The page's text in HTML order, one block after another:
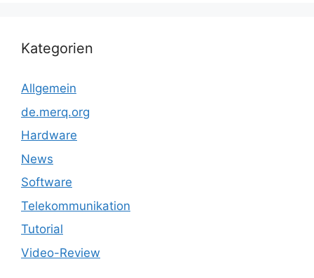
Kategorien
Allgemein
de.merq.org
Hardware
News
Software
Telekommunikation
Tutorial
Video-Review